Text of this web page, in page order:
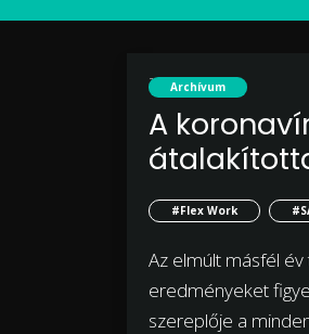
Archívum
2021. október 19.
A
#Flex Work
Az elmúlt másfél
eredményeket
szereplője a